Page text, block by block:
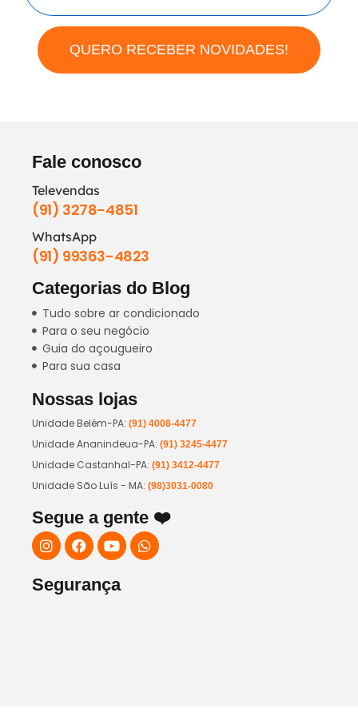
QUERO RECEBER NOVIDADES!
Fale conosco
Televendas
(91) 3278-4851
WhatsApp
(91) 99363-4823
Categorias do Blog
Tudo sobre ar condicionado
Para o seu negócio
Guia do açougueiro
Para sua casa
Nossas lojas
Unidade Belém-PA: (91) 4008-4477
Unidade Ananindeua-PA: (91) 3245-4477
Unidade Castanhal-PA: (91) 3412-4477
Unidade São Luís - MA: (98)3031-0080
Segue a gente ❤️
Segurança